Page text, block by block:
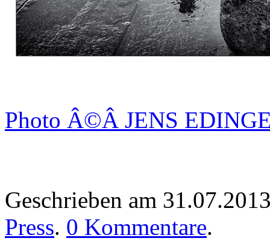
Photo Â©Â JENS
Geschrieben am
Press. 0 Kommentare.